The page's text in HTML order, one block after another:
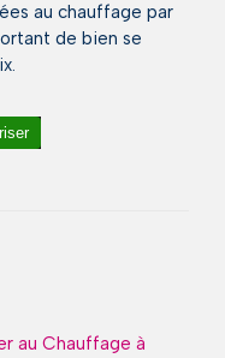
au chauffage par
de bien se
au Chauffage à